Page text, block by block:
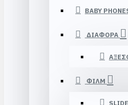
BABY
ΔΙΑΦΟΡΑ
ΦΙΛΜ